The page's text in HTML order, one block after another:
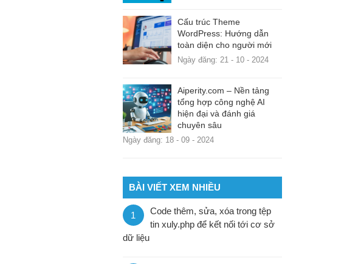
Cấu trúc Theme
WordPress: Hướng dẫn
toàn diện cho người mới
Ngày đăng: 21 - 10 - 2024
Aiperity.com – Nền tảng
tổng hợp công nghệ AI
hiện đại và đánh giá
chuyên sâu
Ngày đăng: 18 - 09 - 2024
BÀI VIẾT XEM NHIỀU
1
Code thêm, sửa, xóa trong tệp
tin xuly.php để kết nối tới cơ sở
dữ liệu